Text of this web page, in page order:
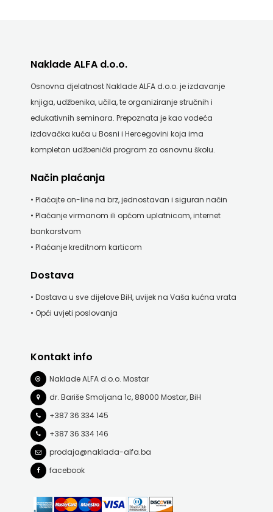
Naklade ALFA d.o.o.
Osnovna djelatnost Naklade ALFA d.o.o. je izdavanje
knjiga, udžbenika, učila, te organiziranje stručnih i
edukativnih seminara. Prepoznata je kao vodeća
izdavačka kuća u Bosni i Hercegovini koja ima
kompletan udžbenički program za osnovnu školu.
Način plaćanja
• Plaćajte on-line na brz, jednostavan i siguran način
• Plaćanje virmanom ili općom uplatnicom, internet
bankarstvom
• Plaćanje kreditnom karticom
Dostava
• Dostava u sve dijelove BiH, uvijek na Vaša kućna vrata
• Opći uvjeti poslovanja
Kontakt info
Naklade ALFA d.o.o. Mostar
dr. Bariše Smoljana 1c, 88000 Mostar, BiH
+387 36 334 145
+387 36 334 146
prodaja@naklada-alfa.ba
facebook